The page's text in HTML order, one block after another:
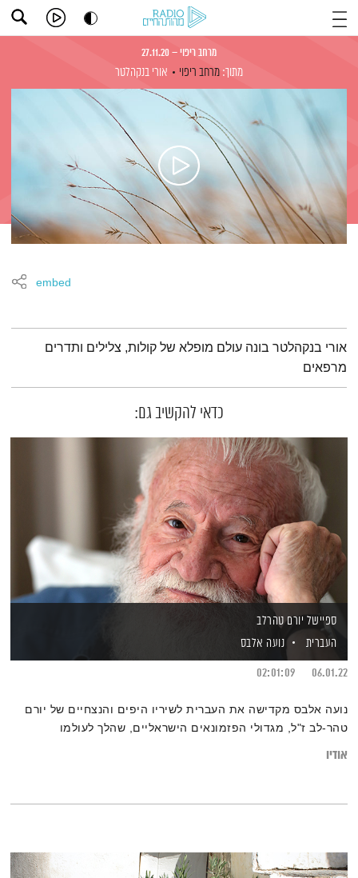
מרחב ריפוי – 27.11.20
מתוך: מרחב ריפוי אורי בנקהלטר
embed
תמצית הפודקאסט
אורי בנקהלטר בונה עולם מופלא של קולות, צלילים ותדרים
מרפאים
כדאי להקשיב גם:
ספיישל יורם טהרלב
העברית
נועה אלבס
06.01.22
02:01:09
נועה אלבס מקדישה את העברית לשיריו היפים והנצחיים של יורם
טהר-לב ז"ל, מגדולי הפזמונאים הישראליים, שהלך לעולמו
אודיו